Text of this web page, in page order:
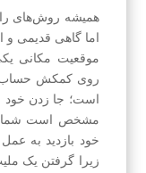
همیشه روش‌های
اما گاهی قدیمی و
موقعیت مکانی
روی کمکش حساب
است؛ جا زدن
مشخص است شما
خود بازدید به
زیرا گرفتن یک